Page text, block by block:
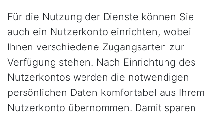
Für die Nutzung der Dienste können Sie
auch ein Nutzerkonto einrichten, wobei
Ihnen verschiedene Zugangsarten zur
Verfügung stehen. Nach Einrichtung des
Nutzerkontos werden die notwendigen
persönlichen Daten komfortabel aus Ihrem
Nutzerkonto übernommen. Damit sparen